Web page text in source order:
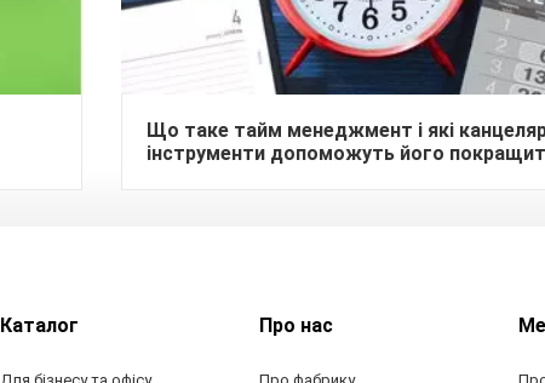
Що таке тайм менеджмент і які
інструменти допоможуть його
Каталог Про нас